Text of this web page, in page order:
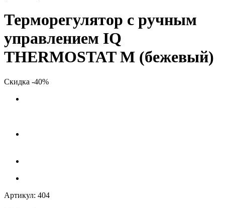
Терморегулятор с ручным
управлением IQ
THERMOSTAT M (бежевый)
Скидка -40%
Артикул: 404